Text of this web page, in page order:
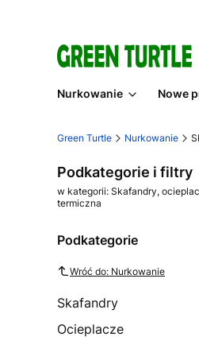
Nurkowanie Nowe
Green Turtle Nurkowanie
Podkategorie i filtry
w kategorii: Skafandry,
termiczna
Podkategorie
Wróć do: Nurkowanie
Skafandry
Ocieplacze